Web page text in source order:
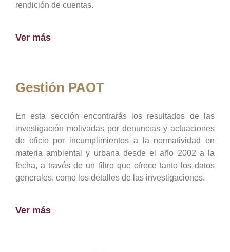
rendición de cuentas.
Ver más
Gestión PAOT
En esta sección encontrarás los resultados de las
investigación motivadas por denuncias y actuaciones
de oficio por incumplimientos a la normatividad en
materia ambiental y urbana desde el año 2002 a la
fecha, a través de un filtro que ofrece tanto los datos
generales, como los detalles de las investigaciones.
Ver más